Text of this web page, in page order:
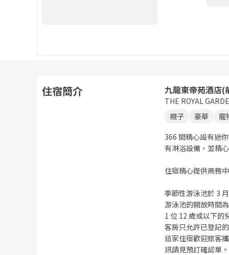
住宿簡介 九龍東帝苑酒店(
THE ROYAL
親子
豪華
寵
366 間精心設有迷
有淋浴設備，並精
住宿精心提供商務
季節性游泳池於 3
游泳池的開放時間
1 位 12 歲或以下的
客房只允許已登記
這家住宿歡迎旅客
訊請見預訂確認單。